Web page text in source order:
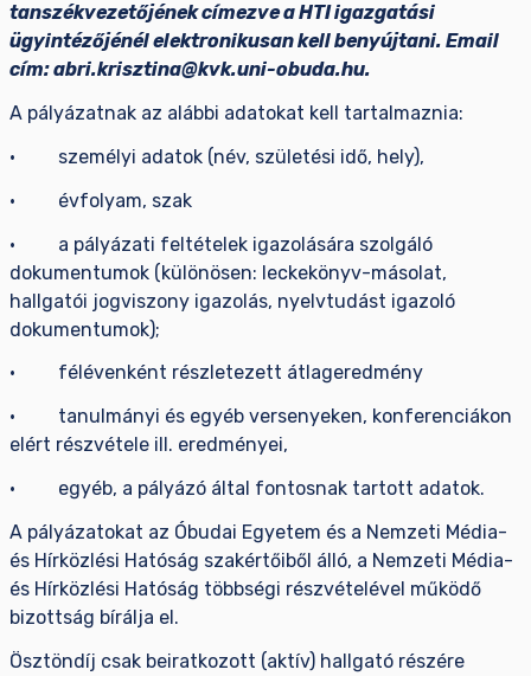
tanszékvezetőjének címezve a HTI igazgatási
ügyintézőjénél elektronikusan kell benyújtani. Email
cím: abri.krisztina@kvk.uni-obuda.hu.
A pályázatnak az alábbi adatokat kell tartalmaznia:
· személyi adatok (név, születési idő, hely),
· évfolyam, szak
· a pályázati feltételek igazolására szolgáló
dokumentumok (különösen: leckekönyv-másolat,
hallgatói jogviszony igazolás, nyelvtudást igazoló
dokumentumok);
· félévenként részletezett átlageredmény
· tanulmányi és egyéb versenyeken, konferenciákon
elért részvétele ill. eredményei,
· egyéb, a pályázó által fontosnak tartott adatok.
A pályázatokat az Óbudai Egyetem és a Nemzeti Média-
és Hírközlési Hatóság szakértőiből álló, a Nemzeti Média-
és Hírközlési Hatóság többségi részvételével működő
bizottság bírálja el.
Ösztöndíj csak beiratkozott (aktív) hallgató részére